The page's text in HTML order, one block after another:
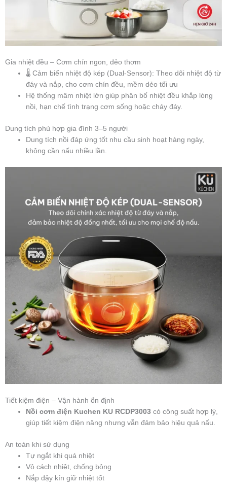
Gia nhiệt đều – Cơm chín ngon, dẻo thơm
🌡️ Cảm biến nhiệt độ kép (Dual-Sensor): Theo dõi nhiệt độ từ
đáy và nắp, cho cơm chín đều, mềm dẻo tối ưu
Hệ thống mâm nhiệt lớn giúp phân bố nhiệt đều khắp lòng
nồi, hạn chế tình trạng cơm sống hoặc cháy đáy.
Dung tích phù hợp gia đình 3–5 người
Dung tích nồi đáp ứng tốt nhu cầu sinh hoạt hàng ngày,
không cần nấu nhiều lần.
Tiết kiệm điện – Vận hành ổn định
Nồi cơm điện Kuchen KU RCDP3003 có công suất hợp lý,
giúp tiết kiệm điện năng nhưng vẫn đảm bảo hiệu quả nấu.
An toàn khi sử dụng
Tự ngắt khi quá nhiệt
Vỏ cách nhiệt, chống bỏng
Nắp đậy kín giữ nhiệt tốt